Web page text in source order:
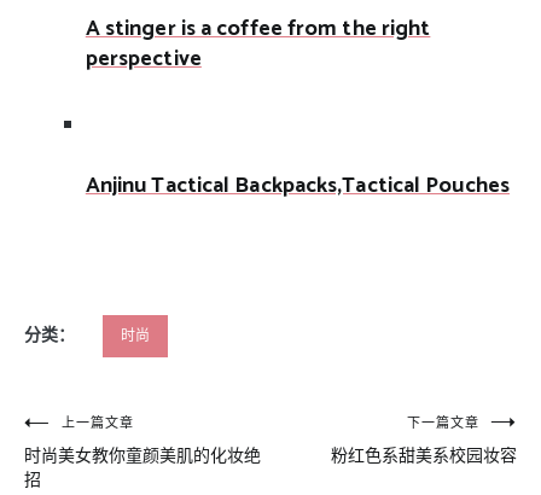
A stinger is a coffee from the right
perspective
Anjinu Tactical Backpacks,Tactical Pouches
分类： 时尚
文
章
上一篇文章
时尚美女教你童颜美肌的化妆绝
招
下一篇文章
粉红色系甜美系校园妆容